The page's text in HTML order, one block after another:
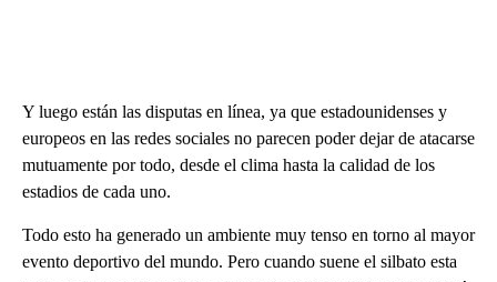
Y luego están las disputas en línea, ya que estadounidenses y
europeos en las redes sociales no parecen poder dejar de atacarse
mutuamente por todo, desde el clima hasta la calidad de los
estadios de cada uno.
Todo esto ha generado un ambiente muy tenso en torno al mayor
evento deportivo del mundo. Pero cuando suene el silbato esta